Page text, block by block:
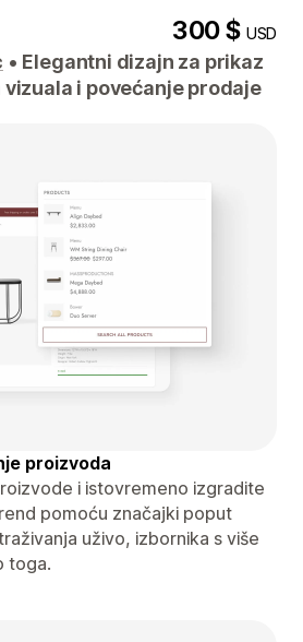
300 $USD
• Elegantni dizajn za prikaz
i povećanje prodaje
proizvoda
i istovremeno izgradite
pomoću značajki poput
uživo, izbornika s više
toga.